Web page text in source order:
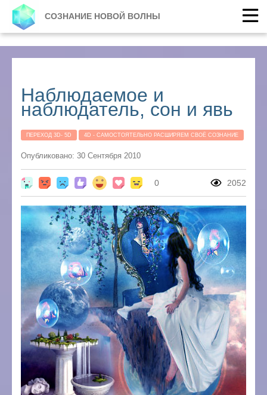
СОЗНАНИЕ НОВОЙ ВОЛНЫ
Наблюдаемое и
наблюдатель, сон и явь
ПЕРЕХОД 3D- 5D 4D - САМОСТОЯТЕЛЬНО РАСШИРЯЕМ СВОЁ СОЗНАНИЕ
Опубликовано: 30 Сентября 2010
0 2052